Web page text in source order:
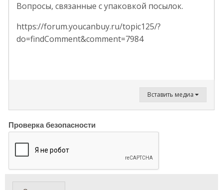
Вопросы, связанные с упаковкой посылок.
https://forum.youcanbuy.ru/topic125/?
do=findComment&comment=7984
Вставить медиа
Проверка безопасности